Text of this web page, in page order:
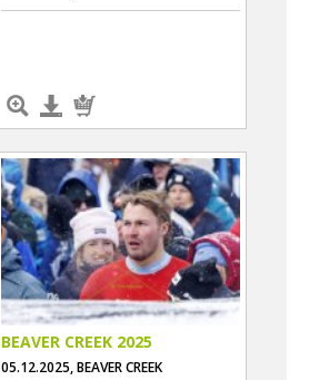
BEAVER CREEK 2025
05.12.2025, BEAVER CREEK